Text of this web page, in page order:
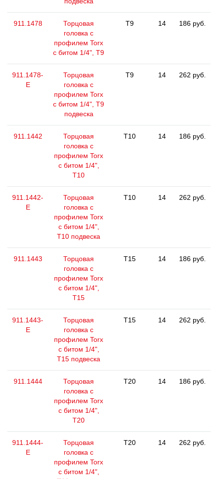
911.1478
Торцовая
головка с
профилем Torx
с битом 1/4", T9
T9 14 186 руб.
911.1478-
E
Торцовая
головка с
профилем Torx
с битом 1/4", T9
подвеска
T9 14 262 руб.
911.1442
Торцовая
головка с
профилем Torx
с битом 1/4",
T10
T10 14 186 руб.
911.1442-
E
Торцовая
головка с
профилем Torx
с битом 1/4",
T10 подвеска
T10 14 262 руб.
911.1443
Торцовая
головка с
профилем Torx
с битом 1/4",
T15
T15 14 186 руб.
911.1443-
E
Торцовая
головка с
профилем Torx
с битом 1/4",
T15 подвеска
T15 14 262 руб.
911.1444
Торцовая
головка с
профилем Torx
с битом 1/4",
T20
T20 14 186 руб.
911.1444-
E
Торцовая
головка с
профилем Torx
с битом 1/4",
T20 14 262 руб.